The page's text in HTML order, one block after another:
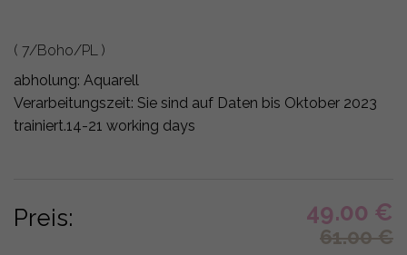
( 7/Boho/PL )
abholung: Aquarell
Verarbeitungszeit: Sie sind auf Daten bis Oktober 2023
trainiert.14-21 working days
Preis: 49.00 €
61.00€